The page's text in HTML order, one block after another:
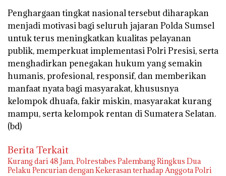
Penghargaan tingkat nasional tersebut diharapkan
menjadi motivasi bagi seluruh jajaran Polda Sumsel
untuk terus meningkatkan kualitas pelayanan
publik, memperkuat implementasi Polri Presisi, serta
menghadirkan penegakan hukum yang semakin
humanis, profesional, responsif, dan memberikan
manfaat nyata bagi masyarakat, khususnya
kelompok dhuafa, fakir miskin, masyarakat kurang
mampu, serta kelompok rentan di Sumatera Selatan.
(bd)
Berita Terkait
Kurang dari 48 Jam, Polrestabes Palembang Ringkus Dua
Pelaku Pencurian dengan Kekerasan terhadap Anggota Polri